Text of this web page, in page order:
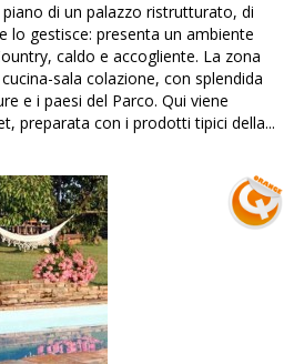
al vino
di un palazzo ristrutturato, di
lo gestisce: presenta un ambiente
caldo e accogliente. La zona
sala colazione, con splendida
e i paesi del Parco. Qui viene
preparata con i prodotti tipici della...